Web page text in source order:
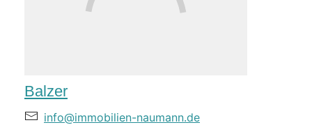
Balzer
info@immobilien-naumann.de